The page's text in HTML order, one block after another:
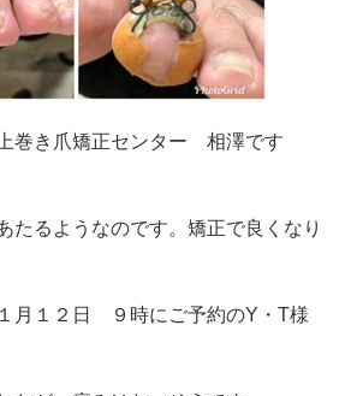
巻き爪矯正センター 相澤です
たるようなのです。矯正で良くなり
月１２日 ９時にご予約のY・T様